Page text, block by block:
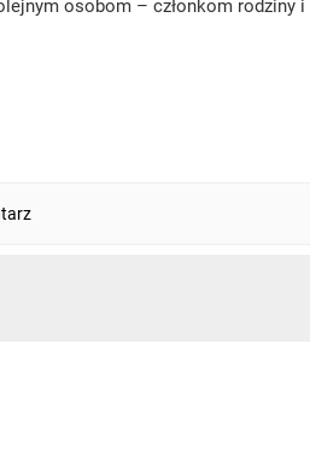
osobom – członkom rodziny